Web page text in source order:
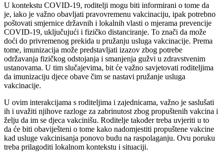
U kontekstu COVID-19, roditelji mogu biti informirani o tome da
je, iako je važno obavljati pravovremenu vakcinaciju, ipak potrebno
poštovati smjernice državnih i lokalnih vlasti o mjerama prevencije
COVID-19, uključujući i fizičko distanciranje. To znači da može
doći do privremenog prekida u pružanju usluga vakcinacije. Prema
tome, imunizacija može predstavljati izazov zbog potrebe
održavanja fizičkog odstojanja i smanjenja gužvi u zdravstvenim
ustanovama. U tim slučajevima, bit će važno savjetovati roditeljima
da imunizaciju djece obave čim se nastavi pružanje usluga
vakcinacije.
U ovim interakcijama s roditeljima i zajednicama, važno je saslušati
ih i uvažiti njihove razloge za zabrinutost zbog propuštenih vakcina i
želju da im se djeca vakcinišu. Roditelje također treba uvjeriti u to
da će biti obaviješteni o tome kako nadomjestiti propuštene vakcine
kad usluge vakcinisanja ponovo budu na raspolaganju. Ovu poruku
treba prilagoditi lokalnom kontekstu i situaciji.